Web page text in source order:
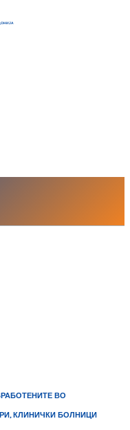
ВО
КЛИНИЧКИ БОЛНИЦИ